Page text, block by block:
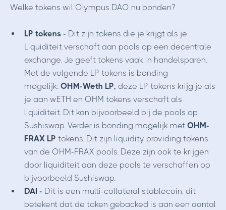
Welke tokens wil Olympus DAO nu bonden?
LP tokens - Dit zijn tokens die je krijgt als je
Liquiditeit verschaft aan pools op een decentrale
exchange. Je geeft tokens vaak in handelsparen.
Met de volgende LP tokens is bonding
mogelijk: OHM-Weth LP, deze LP tokens krijg je als
je aan wETH en OHM tokens verschaft als
liquiditeit. Dit kan bijvoorbeeld bij de pools op
Sushiswap. Verder is bonding mogelijk met OHM-
FRAX LP tokens. Dit zijn liquidity providing tokens
van de OHM-FRAX pools. Deze zijn ook te krijgen
door liquiditeit aan deze pools te verschaffen op
bijvoorbeeld Sushiswap.
DAI - Dit is een multi-collateral stablecoin, dit
betekent dat de token gebacked is aan een aantal